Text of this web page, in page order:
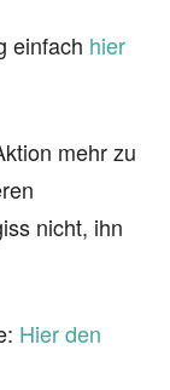
einfach hier
mehr zu
nicht, ihn
Hier den